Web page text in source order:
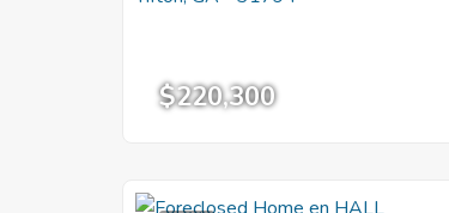
$220,300